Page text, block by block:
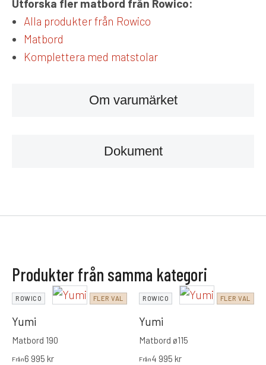
Om varumärket
Dokument
Utforska fler matbord från Rowico:
Alla produkter från Rowico
Matbord
Komplettera med matstolar
Produkter från samma kategori
ROWICO FLER VAL
Yumi
Matbord 190
Från6 995 kr
ROWICO FLER VAL
Yumi
Matbord ø115
Från4 995 kr